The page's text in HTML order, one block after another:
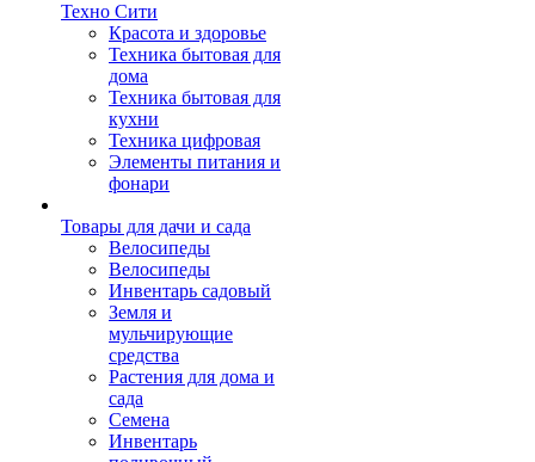
Техно Сити
Красота и здоровье
Техника бытовая для
дома
Техника бытовая для
кухни
Техника цифровая
Элементы питания и
фонари
Товары для дачи и сада
Велосипеды
Велосипеды
Инвентарь садовый
Земля и
мульчирующие
средства
Растения для дома и
сада
Семена
Инвентарь